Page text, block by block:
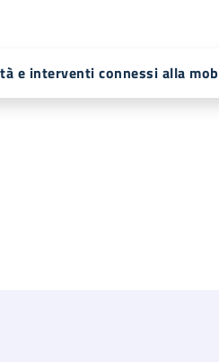
e interventi connessi alla